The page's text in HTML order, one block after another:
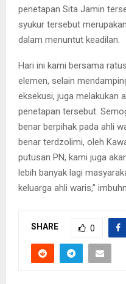
penetapan Sita Jamin
syukur tersebut
dalam menuntut keadilan.
Hari ini kami bersama
elemen, selain
eksekusi, juga melakukan
penetapan tersebut.
benar berpihak pada ahli
benar terdzolimi, oleh
putusan PN, kami juga
lebih banyak lagi
keluarga ahli waris,”
SHARE 0